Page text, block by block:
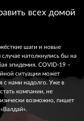
всех домой
шаги и новые
натолкнулись бы на
эпидемия, COVID-19 –
ситуации может
с нами надолго. Уже в
компании, не
возможно, пишет